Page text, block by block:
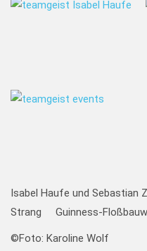
Isabel Haufe und Sebastian
Strang Guinness-
©Foto: Karoline Wolf